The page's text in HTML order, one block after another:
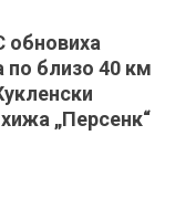
обновиха
по близо 40 км
„Персенк“